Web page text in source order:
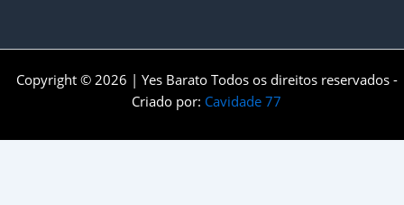
Copyright © 2026 | Yes Barato Todos os direitos reservados -
Criado por: Cavidade 77